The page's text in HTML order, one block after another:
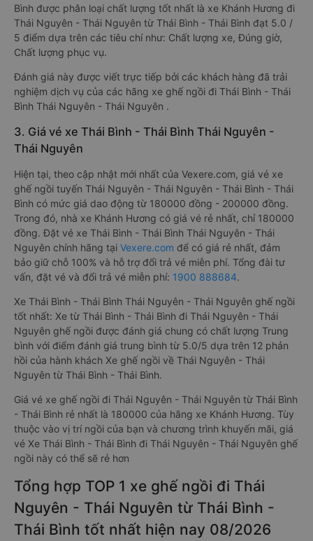
Bình được phân loại chất lượng tốt nhất là xe Khánh Hương đi
Thái Nguyên - Thái Nguyên từ Thái Bình - Thái Bình đạt 5.0 /
5 điểm dựa trên các tiêu chí như: Chất lượng xe, Đúng giờ,
Chất lượng phục vụ.
Đánh giá này được viết trực tiếp bởi các khách hàng đã trải
nghiệm dịch vụ của các hãng xe ghế ngồi đi Thái Bình - Thái
Bình Thái Nguyên - Thái Nguyên .
3. Giá vé xe Thái Bình - Thái Bình Thái Nguyên -
Thái Nguyên
Hiện tại, theo cập nhật mới nhất của Vexere.com, giá vé xe
ghế ngồi tuyến Thái Nguyên - Thái Nguyên - Thái Bình - Thái
Bình có mức giá dao động từ 180000 đồng - 200000 đồng.
Trong đó, nhà xe Khánh Hương có giá vé rẻ nhất, chỉ 180000
đồng. Đặt vé xe Thái Bình - Thái Bình Thái Nguyên - Thái
Nguyên chính hãng tại Vexere.com để có giá rẻ nhất, đảm
bảo giữ chỗ 100% và hỗ trợ đổi trả vé miễn phí. Tổng đài tư
vấn, đặt vé và đổi trả vé miễn phí: 1900 888684.
Xe Thái Bình - Thái Bình Thái Nguyên - Thái Nguyên ghế ngồi
tốt nhất: Xe từ Thái Bình - Thái Bình đi Thái Nguyên - Thái
Nguyên ghế ngồi được đánh giá chung có chất lượng Trung
bình với điểm đánh giá trung bình từ 5.0/5 dựa trên 12 phản
hồi của hành khách Xe ghế ngồi về Thái Nguyên - Thái
Nguyên từ Thái Bình - Thái Bình.
Giá vé xe ghế ngồi đi Thái Nguyên - Thái Nguyên từ Thái Bình
- Thái Bình rẻ nhất là 180000 của hãng xe Khánh Hương. Tùy
thuộc vào vị trí ngồi của bạn và chương trình khuyến mãi, giá
vé Xe Thái Bình - Thái Bình đi Thái Nguyên - Thái Nguyên ghế
ngồi này có thể sẽ rẻ hơn
Tổng hợp TOP 1 xe ghế ngồi đi Thái
Nguyên - Thái Nguyên từ Thái Bình -
Thái Bình tốt nhất hiện nay 08/2026